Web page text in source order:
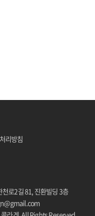
리방침
로2길 81, 진환빌딩 3층